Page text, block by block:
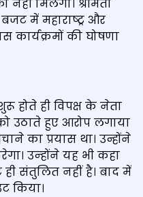
मिलेगा। श्रीमती
में महाराष्‍ट्र और
कार्यक्रमों की घोषणा
होते ही विपक्ष के नेता
उठाते हुए आरोप लगाया
का प्रयास था। उन्होंने
उन्‍होंने यह भी कहा
संतुलित नहीं है। बाद में
किया।